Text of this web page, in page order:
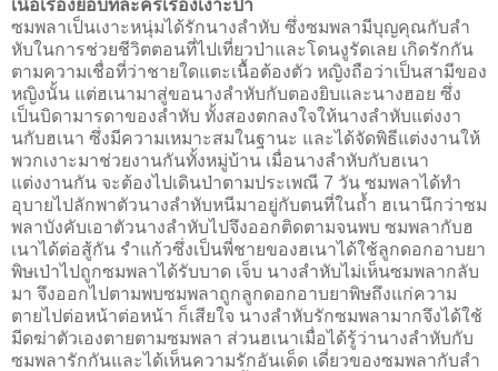
เนื้อเรื่องย่อบทละครเรื่องเงาะป่า
ซมพลาเป็นเงาะหนุ่มได้รักนางลำหับ ซึ่งซมพลามีบุญคุณกับลำ
หับในการช่วยชีวิตตอนที่ไปเที่ยวป่าและโดนงูรัดเลย เกิดรักกัน
ตามความเชื่อที่ว่าชายใดแตะเนื้อต้องตัว หญิงถือว่าเป็นสามีของ
หญิงนั้น แต่ฮเนามาสู่ขอนางลำหับกับตองยิบและนางฮอย ซึ่ง
เป็นบิดามารดาของลำหับ ทั้งสองตกลงใจให้นางลำหับแต่งงา
นกับฮเนา ซึ่งมีความเหมาะสมในฐานะ และได้จัดพิธีแต่งงานให้
พวกเงาะมาช่วยงานกันทั้งหมู่บ้าน เมื่อนางลำหับกับฮเนา
แต่งงานกัน จะต้องไปเดินป่าตามประเพณี 7 วัน ซมพลาได้ทำ
อุบายไปลักพาตัวนางลำหับหนีมาอยู่กับตนที่ในถ้ำ ฮเนานึกว่าซม
พลาบังคับเอาตัวนางลำหับไปจึงออกติดตามจนพบ ซมพลากับฮ
เนาได้ต่อสู้กัน รำแก้วซึ่งเป็นพี่ชายของฮเนาได้ใช้ลูกดอกอาบยา
พิษเป่าไปถูกซมพลาได้รับบาด เจ็บ นางลำหับไม่เห็นซมพลากลับ
มา จึงออกไปตามพบซมพลาถูกลูกดอกอาบยาพิษถึงแก่ความ
ตายไปต่อหน้าต่อหน้า ก็เสียใจ นางลำหับรักซมพลามากจึงได้ใช้
มีดฆ่าตัวเองตายตามซมพลา ส่วนฮเนาเมื่อได้รู้ว่านางลำหับกับ
ซมพลารักกันและได้เห็นความรักอันเด็ด เดี่ยวของซมพลากับลำ